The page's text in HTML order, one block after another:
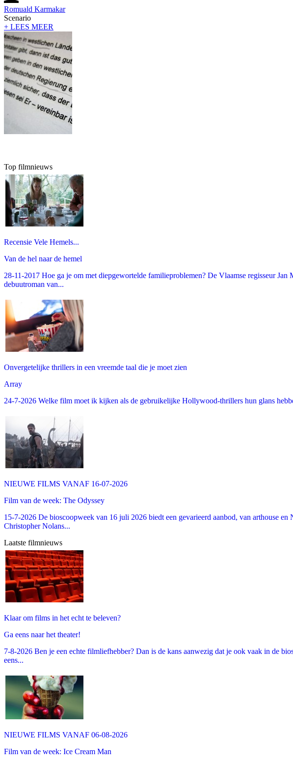
Romuald Karmakar
Scenario
+ LEES MEER
Top filmnieuws
Recensie Vele Hemels...
Van de hel naar de hemel
28-11-2017 Hoe ga je om met diepgewortelde familieproblemen? De Vlaamse regisseur
debuutroman van...
Onvergetelijke thrillers in een vreemde taal die je moet zien
Array
24-7-2026 Welke film moet ik kijken als de gebruikelijke Hollywood-thrillers hun glans
NIEUWE FILMS VANAF 16-07-2026
Film van de week: The Odyssey
15-7-2026 De bioscoopweek van 16 juli 2026 biedt een gevarieerd aanbod, van arthouse
Christopher Nolans...
Laatste filmnieuws
Klaar om films in het echt te beleven?
Ga eens naar het theater!
7-8-2026 Ben je een echte filmliefhebber? Dan is de kans aanwezig dat je ook vaak in de
eens...
NIEUWE FILMS VANAF 06-08-2026
Film van de week: Ice Cream Man